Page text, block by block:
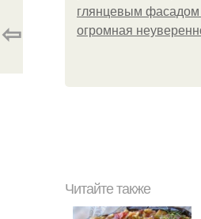
глянцевым фасадом
огромная
⇦
Читайте также